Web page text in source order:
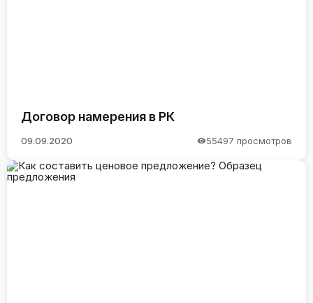
Договор намерения в РК
09.09.2020 55497 просмотров